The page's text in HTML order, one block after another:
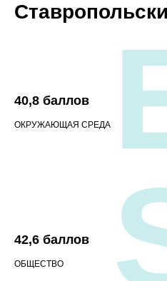
40,8 баллов
ОКРУЖАЮЩАЯ СРЕДА
42,6 баллов
ОБЩЕСТВО